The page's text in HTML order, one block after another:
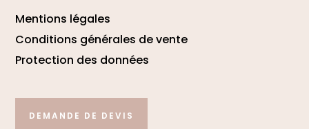
Mentions légales
Conditions générales de vente
Protection des données
DEMANDE DE DEVIS